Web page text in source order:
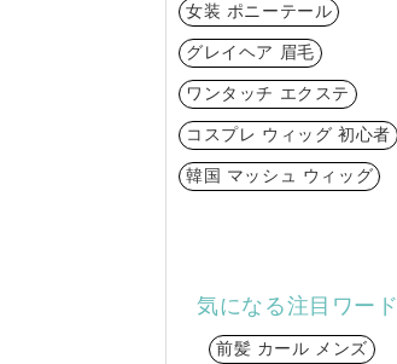
女装 ポニーテール
グレイヘア 眉毛
ワンタッチ エクステ
コスプレ ウィッグ 初心者
韓国 マッシュ ウィッグ
気になる注目ワード
前髪 カール メンズ